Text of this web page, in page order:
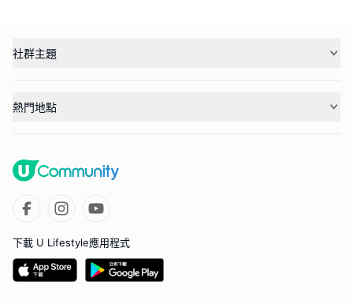
社群主題
熱門地點
下載 U Lifestyle應用程式